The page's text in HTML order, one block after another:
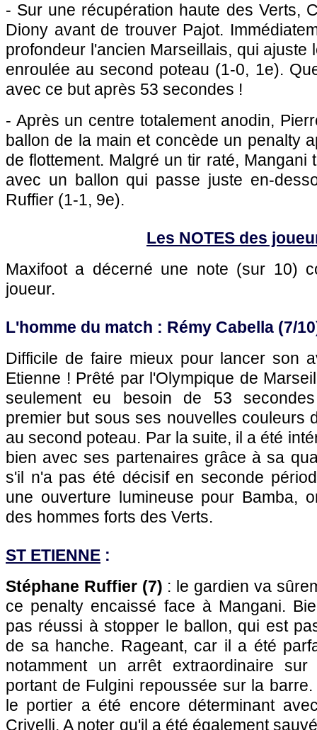
- Sur une récupération haute des Verts,
Diony avant de trouver Pajot.
profondeur l'ancien Marseillais, qui ajuste
enroulée au second poteau (1-0, 1e).
avec ce but après 53 secondes !
- Après un centre totalement anodin,
ballon de la main et concède un penalty
de flottement. Malgré un tir raté, Mangani
avec un ballon qui passe juste en-
Ruffier (1-1, 9e).
Les NOTES des
Maxifoot a décerné une note (sur 10)
joueur.
L'homme du match : Rémy Cabella (7/
Difficile de faire mieux pour lancer son
Etienne ! Prêté par l'Olympique de
seulement eu besoin de 53
premier but sous ses nouvelles couleurs
au second poteau. Par la suite, il a été
bien avec ses partenaires grâce à sa
s'il n'a pas été décisif en seconde
une ouverture lumineuse pour Bamba,
des hommes forts des Verts.
ST ETIENNE :
Stéphane Ruffier (7) : le gardien va
ce penalty encaissé face à Mangani.
pas réussi à stopper le ballon, qui est
de sa hanche. Rageant, car il a été
notamment un arrêt extraordinaire
portant de Fulgini repoussée sur la
le portier a été encore déterminant
Crivelli. A noter qu'il a été également